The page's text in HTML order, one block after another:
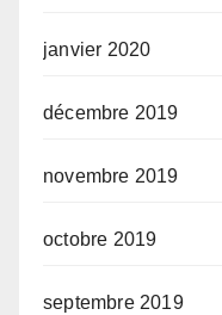
janvier 2020
décembre 2019
novembre 2019
octobre 2019
septembre 2019